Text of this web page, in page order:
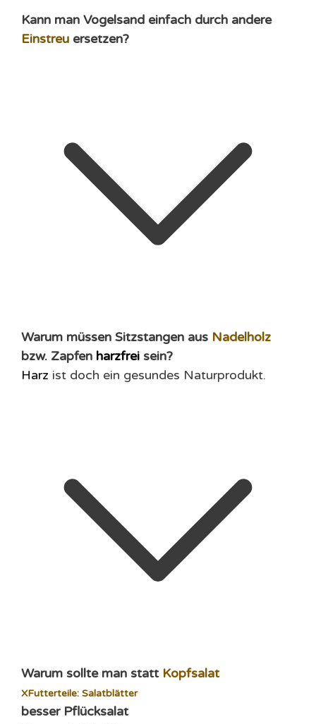
Kann man Vogelsand einfach durch andere
Einstreu ersetzen?
Warum müssen Sitzstangen aus Nadelholz
bzw. Zapfen harzfrei sein?
Harz ist doch ein gesundes Naturprodukt.
Warum sollte man statt Kopfsalat
XFutterteile: Salatblätter
besser Pflücksalat